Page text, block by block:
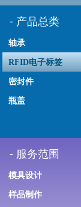
- 产品总类
轴承
RFID电子标签
密封件
瓶盖
- 服务范围
模具设计
样品制作